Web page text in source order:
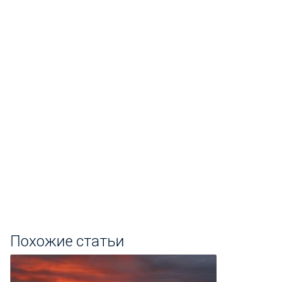
Похожие статьи